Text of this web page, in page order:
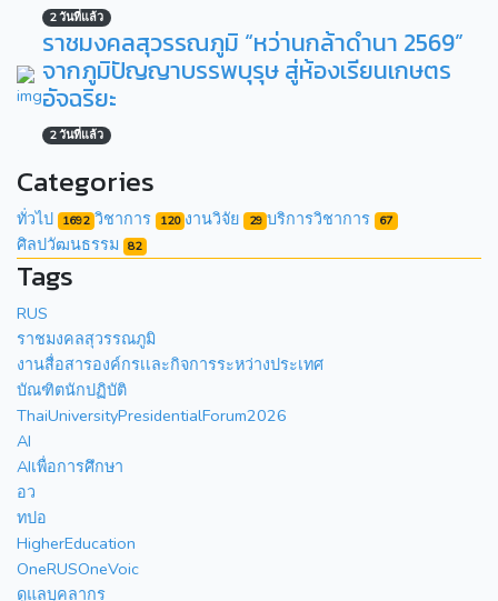
2 วันที่แล้ว
ราชมงคลสุวรรณภูมิ “หว่านกล้าดำนา 2569”
จากภูมิปัญญาบรรพบุรุษ สู่ห้องเรียนเกษตร
อัจฉริยะ
2 วันที่แล้ว
Categories
ทั่วไป 1692 วิชาการ 120 งานวิจัย 29 บริการวิชาการ 67
ศิลปวัฒนธรรม 82
Tags
RUS
ราชมงคลสุวรรณภูมิ
งานสื่อสารองค์กรเเละกิจการระหว่างประเทศ
บัณฑิตนักปฏิบัติ
ThaiUniversityPresidentialForum2026
AI
AIเพื่อการศึกษา
อว
ทปอ
HigherEducation
OneRUSOneVoic
ดูแลบุคลากร